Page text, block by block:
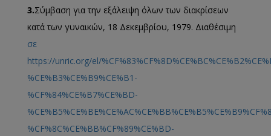
3.Σύμβαση για την εξάλειψη όλων των διακρίσεων
κατά των γυναικών, 18 Δεκεμβρίου, 1979. Διαθέσιμη
σε
https://unric.org/el/
%CE%B3%CE%B9%CE%B1-
%CF%84%CE%B7%CE%BD-
%CF%8C%CE%BB%CF%89%CE%BD-